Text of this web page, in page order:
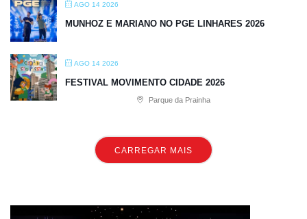
AGO 14 2026
MUNHOZ E MARIANO NO PGE LINHARES 2026
AGO 14 2026
FESTIVAL MOVIMENTO CIDADE 2026
Parque da Prainha
CARREGAR MAIS